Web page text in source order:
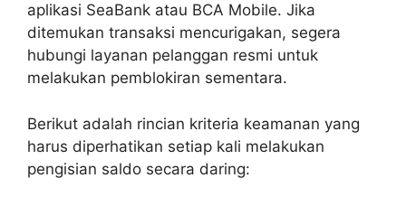
aplikasi SeaBank atau BCA Mobile. Jika
ditemukan transaksi mencurigakan, segera
hubungi layanan pelanggan resmi untuk
melakukan pemblokiran sementara.
Berikut adalah rincian kriteria keamanan yang
harus diperhatikan setiap kali melakukan
pengisian saldo secara daring: